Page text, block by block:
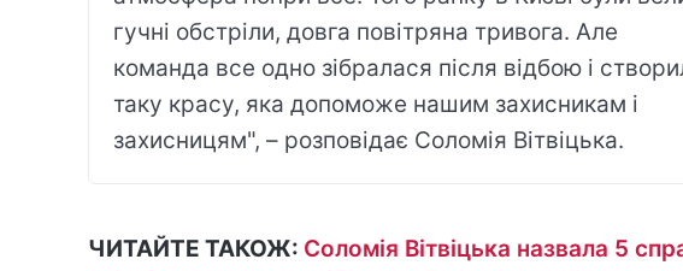
гучні обстріли, довга повітряна тривога. Але
команда все одно зібралася після відбою і
таку красу, яка допоможе нашим захисникам і
захисницям", – розповідає Соломія Вітвіцька.
ЧИТАЙТЕ ТАКОЖ: Соломія Вітвіцька назвала 5